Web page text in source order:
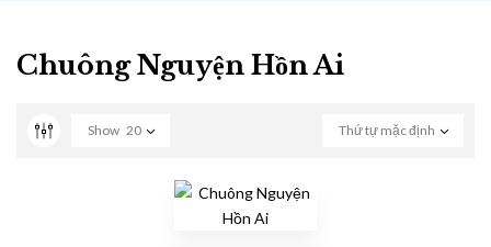
Chuông Nguyện Hồn Ai
Thứ tự mặc định
Show 20